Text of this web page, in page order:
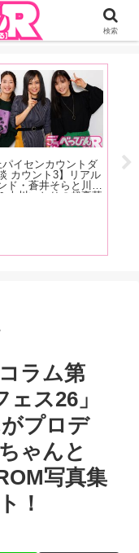
イ。サイト内のリンクには
のがあります
パイセンカウントダ
カウント3】リアル
ド・蒼井そらと川上
古川いおりの超豪華
ラム第
ス26」
プロデ
ゃんと
写真集
！
検索